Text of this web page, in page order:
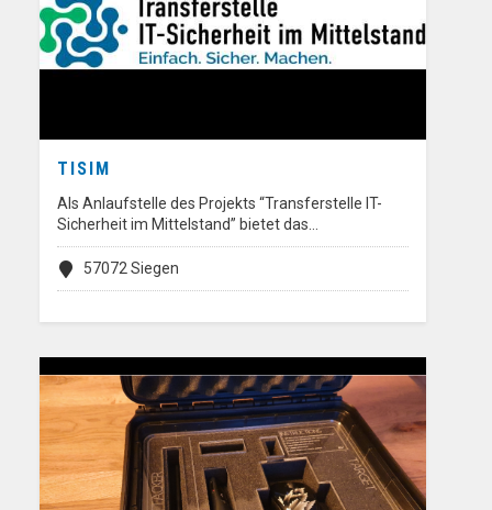
TISIM
Als Anlaufstelle des Projekts “Transferstelle IT-
Sicherheit im Mittelstand” bietet das…
57072 Siegen